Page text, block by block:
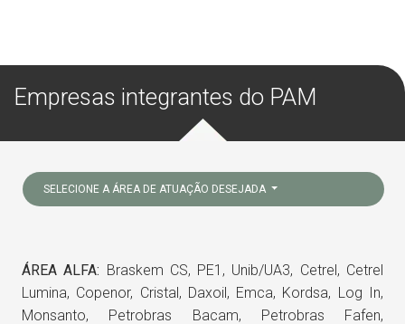
Empresas integrantes do PAM
SELECIONE A ÁREA DE ATUAÇÃO DESEJADA
ÁREA ALFA: Braskem CS, PE1, Unib/UA3, Cetrel, Cetrel
Lumina, Copenor, Cristal, Daxoil, Emca, Kordsa, Log In,
Monsanto, Petrobras Bacam, Petrobras Fafen,